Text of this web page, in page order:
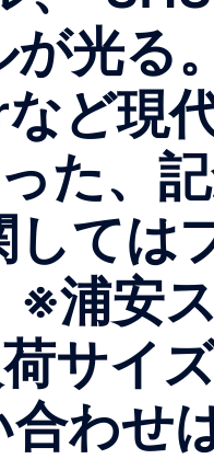
光る。
ど現
た、
ては
※浦安
サイズ
わせ